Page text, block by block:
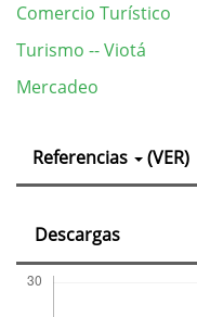
Comercio Turístico
Turismo -- Viotá
Mercadeo
Detalles
del
artículo
Referencias (VER)
Descargas